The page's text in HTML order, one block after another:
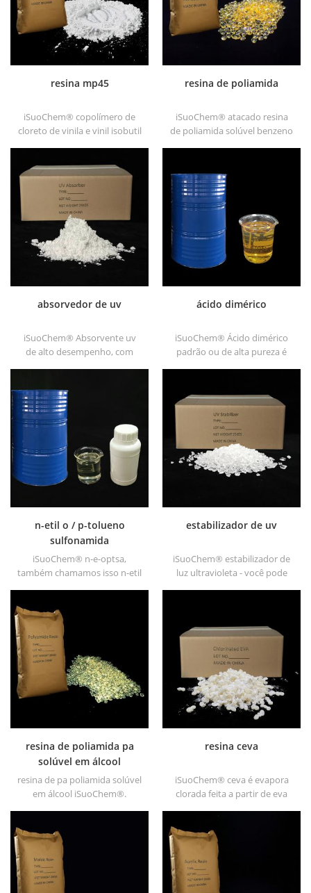
resina mp45
iSuoChem® copolímero de
cloreto de vinila e vinil isobutil
aglutinante clorado e
desenvolvido para tinta de
impressão e tinta
anticorrosiva pesada.
resina de poliamida
iSuoChem® atacado resina
de poliamida solúvel benzeno
dt556 .
absorvedor de uv
iSuoChem® Absorvente uv
de alto desempenho, com
adequado para pc, pet, pom,
poliamida, ppe, plutônio
termoplástico e pu fibra etc
ácido dimérico
iSuoChem® Ácido dimérico
padrão ou de alta pureza é
incêndio que não congela a
baixa temperatura, boa
viscosidade e boa
conglutuação. Dissolve-se na
maioria dos solventes, nunca
se dissolve na água.
n-etil o / p-tolueno
sulfonamida
iSuoChem® n-e-optsa,
também chamamos isso n-etil
etil orto-tolueno sulfonamida
(n-e-o / ptsa).
estabilizador de uv
iSuoChem® estabilizador de
luz ultravioleta - você pode
resina de poliamida pa
solúvel em álcool
resina de pa poliamida solúvel
em álcool iSuoChem®.
diferentes tipos, como DT610,
DT610A, DT610H e dt6245
resina ceva
iSuoChem® ceva é evapora
clorada feita a partir de eva
orgânico como tolueno, éster,